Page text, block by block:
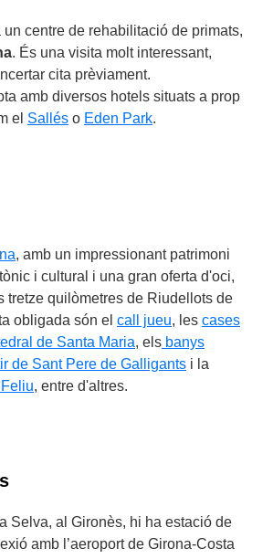
centre de rehabilitació de primats,
. És una visita molt interessant,
cita prèviament.
amb diversos hotels situats a prop
el Sallés o Eden Park.
, amb un impressionant patrimoni
i cultural i una gran oferta d'oci,
tretze quilòmetres de Riudellots de
obligada són el call jueu, les cases
de Santa Maria, els banys
de Sant Pere de Galligants i la
, entre d'altres.
Selva, al Gironès, hi ha estació de
amb l’aeroport de Girona-Costa